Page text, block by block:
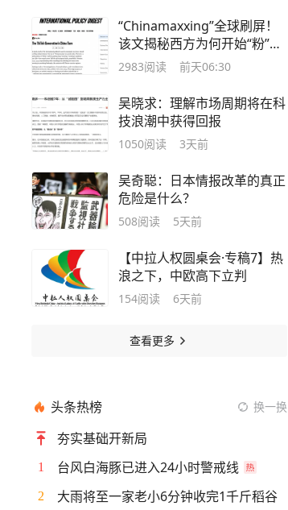
“Chinamaxxing”全球刷屏！
该文揭秘西方为何开始“粉”中
国
2983阅读 前天06:30
吴晓求：理解市场周期将在科
技浪潮中获得回报
1050阅读 3天前
吴奇聪：日本情报改革的真正
危险是什么？
508阅读 5天前
【中拉人权圆桌会·专稿7】热
浪之下，中欧高下立判
154阅读 6天前
查看更多
头条热榜 换一换
夯实基础开新局
1 台风白海豚已进入24小时警戒线
2 大雨将至一家老小6分钟收完1千斤稻谷